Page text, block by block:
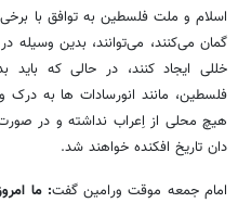
اسلام و ملت فلسطین به توافق با
گمان می‌کنند، می‌توانند، بدین
خللی ایجاد کنند، در حالی که باید
فلسطین، مانند انورسادات ها به درک
هیچ محلی از اِعراب نداشته و در صورت
دان تاریخ افکنده خواهند شد.
امام جمعه موقت ورامین گفت: ما